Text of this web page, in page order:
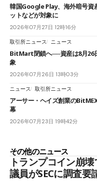
韓国Google Play、海外暗号資
ットなどが対象に
2026年07月27日 12時16分
取引所ニュース ニュース
BitMart閉鎖へ──資産は8月26
象
2026年07月26日 13時03分
ニュース 取引所ニュース
アーサー・ヘイズ創業の
幕
2026年07月23日 19時42分
その他のニュース
トランプコイン崩
議員がSECに調査要